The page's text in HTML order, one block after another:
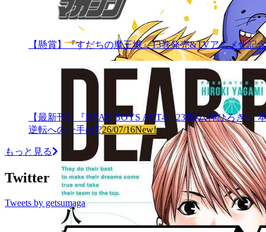
【懸賞】『すだちの魔王城』13巻発売&TVアニメ化
【最新刊】『DEAR BOYS ACT4』23巻(八神ひろき)
逆転への一手は!?26/07/16New!
もっと見る
Twitter
Tweets by getsumaga